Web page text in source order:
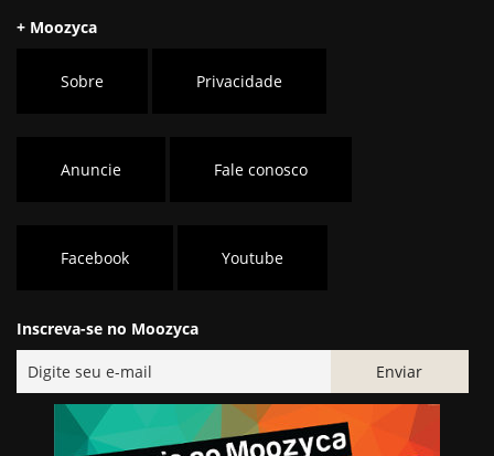
+ Moozyca
Sobre Privacidade
Anuncie Fale conosco
Facebook Youtube
Inscreva-se no Moozyca